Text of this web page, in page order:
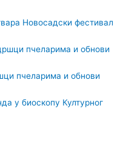
Новосадски фестивал
пчеларима и обнови